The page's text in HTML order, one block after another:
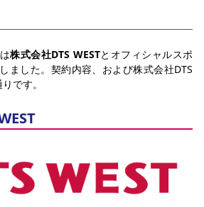
ール メディア情報 アクセス
レディース
ーヤー 歴代所属選手
ュール 価格・席種 購入方法
ズンシート 福祉サービス 団体チケット
ビス リセールサービス
向けサービス グルメ マッチデープログラム
だいな
応援商店街
）
株式会社DTS WESTとオフィシャルスポ
ました。契約内容、および株式会社DTS
です。